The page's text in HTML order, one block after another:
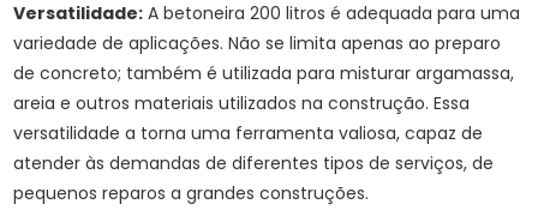
Versatilidade: A betoneira 200 litros é adequada para uma
variedade de aplicações. Não se limita apenas ao preparo
de concreto; também é utilizada para misturar argamassa,
areia e outros materiais utilizados na construção. Essa
versatilidade a torna uma ferramenta valiosa, capaz de
atender às demandas de diferentes tipos de serviços, de
pequenos reparos a grandes construções.